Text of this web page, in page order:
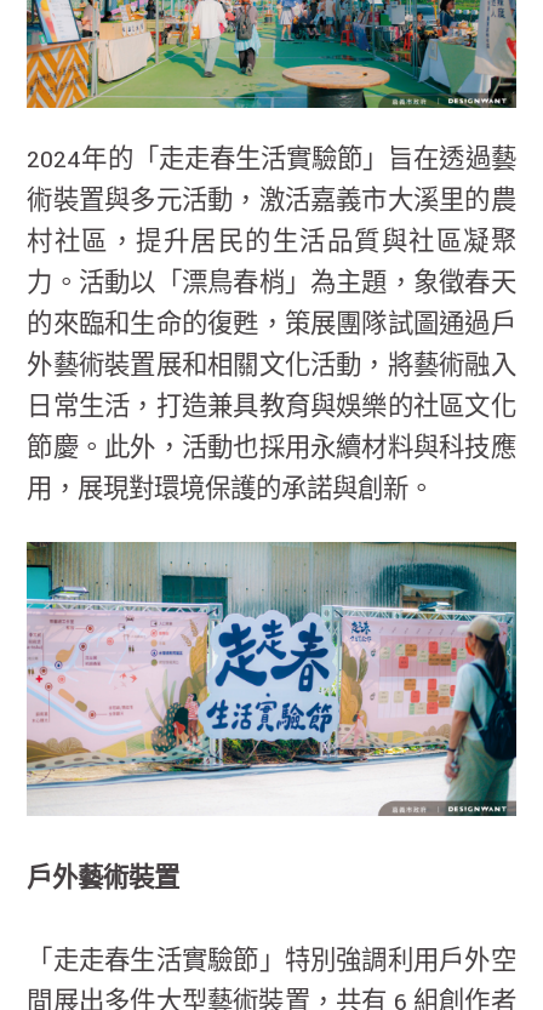
2024年的「走走春生活實驗節」旨在透過藝
術裝置與多元活動，激活嘉義市大溪里的農
村社區，提升居民的生活品質與社區凝聚
力。活動以「漂鳥春梢」為主題，象徵春天
的來臨和生命的復甦，策展團隊試圖通過戶
外藝術裝置展和相關文化活動，將藝術融入
日常生活，打造兼具教育與娛樂的社區文化
節慶。此外，活動也採用永續材料與科技應
用，展現對環境保護的承諾與創新。
戶外藝術裝置
「走走春生活實驗節」特別強調利用戶外空
間展出多件大型藝術裝置，共有 6 組創作者